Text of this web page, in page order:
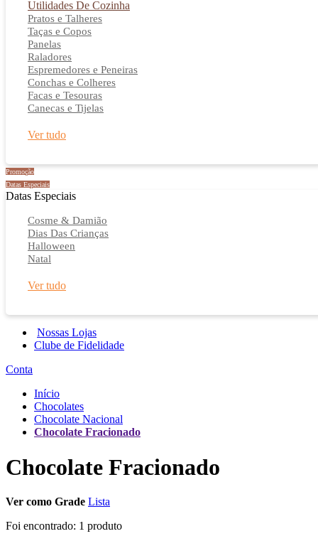
Utilidades De Cozinha
Pratos e Talheres
Taças e Copos
Panelas
Raladores
Espremedores e Peneiras
Conchas e Colheres
Facas e Tesouras
Canecas e Tijelas
Ver tudo
Promoção
Datas Especiais
Datas Especiais
Cosme & Damião
Dias Das Crianças
Halloween
Natal
Ver tudo
Nossas Lojas
Clube de Fidelidade
Conta
Início
Chocolates
Chocolate Nacional
Chocolate Fracionado
Chocolate Fracionado
Ver como Grade Lista
Foi encontrado: 1 produto